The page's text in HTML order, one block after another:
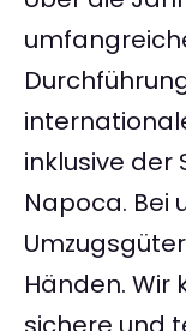
inklusive der
Napoca. Bei
Händen. Wir